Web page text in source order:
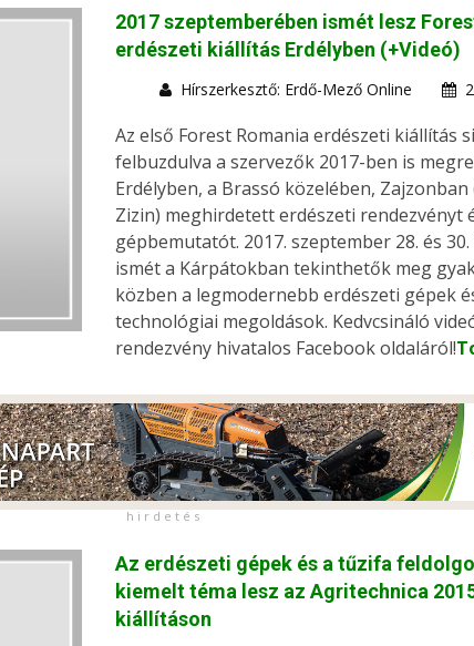
2017 szeptemberében ismét lesz
erdészeti kiállítás Erdélyben (+Videó)
Hírszerkesztő: Erdő-Mező Online
Az első Forest Romania erdészeti kiállítás
felbuzdulva a szervezők 2017-ben is
Erdélyben, a Brassó közelében,
Zizin) meghirdetett erdészeti rendezvényt
gépbemutatót. 2017. szeptember 28. és
ismét a Kárpátokban tekinthetők meg
közben a legmodernebb erdészeti gépek
technológiai megoldások. Kedvcsináló
rendezvény hivatalos Facebook oldaláról!
h i r d e t é s
Az erdészeti gépek és a tűzifa
kiemelt téma lesz az Agritechnica
kiállításon